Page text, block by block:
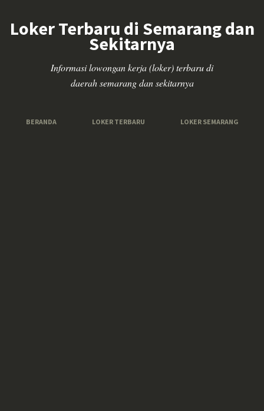
Loker Terbaru di Semarang dan
Sekitarnya
Informasi lowongan kerja (loker) terbaru di
daerah semarang dan sekitarnya
BERANDA LOKER TERBARU LOKER SEMARANG